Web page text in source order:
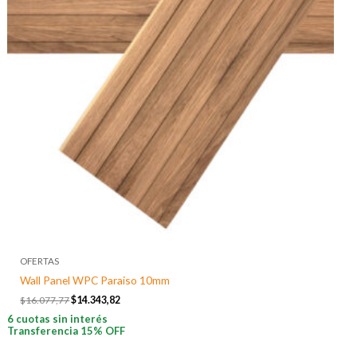
OFERTAS
Wall Panel WPC Paraiso 10mm
$16.077,77$14.343,82
6 cuotas sin interés
Transferencia 15% OFF